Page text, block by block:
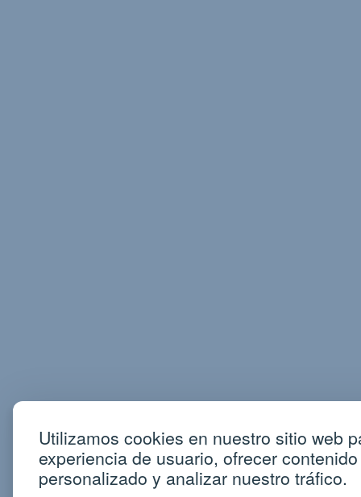
Utilizamos cookies en nuestro sitio web
experiencia de usuario, ofrecer contenido
personalizado y analizar nuestro tráfico.